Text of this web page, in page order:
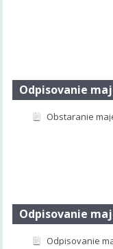
Obstaranie
Odpisovanie
Odpisovanie